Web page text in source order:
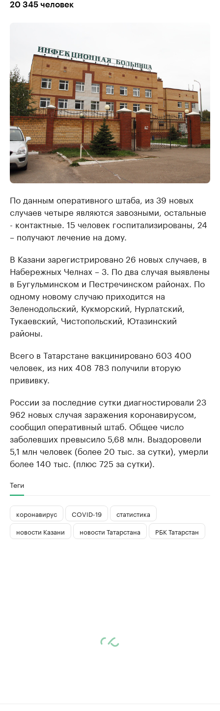
20 345 человек
По данным оперативного штаба, из 39 новых
случаев четыре являются завозными, остальные
- контактные. 15 человек госпитализированы, 24
– получают лечение на дому.
В Казани зарегистрировано 26 новых случаев, в
Набережных Челнах – 3. По два случая выявлены
в Бугульминском и Пестречинском районах. По
одному новому случаю приходится на
Зеленодольский, Кукморский, Нурлатский,
Тукаевский, Чистопольский, Ютазинский
районы.
Всего в Татарстане вакцинировано 603 400
человек, из них 408 783 получили вторую
прививку.
России за последние сутки диагностировали 23
962 новых случая заражения коронавирусом,
сообщил оперативный штаб. Общее число
заболевших превысило 5,68 млн. Выздоровели
5,1 млн человек (более 20 тыс. за сутки), умерли
более 140 тыс. (плюс 725 за сутки).
Теги
коронавирус COVID-19
статистика
новости Казани
новости Татарстана РБК Татарстан